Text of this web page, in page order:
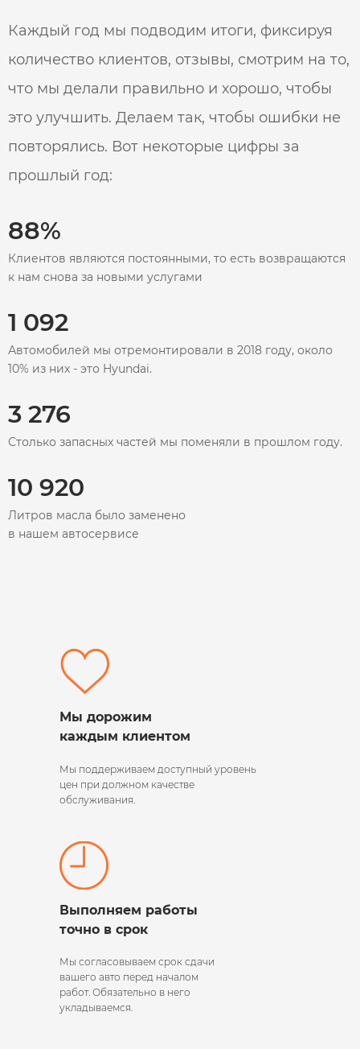
Каждый год мы подводим итоги, фиксируя
количество клиентов, отзывы, смотрим на то,
что мы делали правильно и хорошо, чтобы
это улучшить. Делаем так, чтобы ошибки не
повторялись. Вот некоторые цифры за
прошлый год:
88%
Клиентов являются постоянными, то есть возвращаются
к нам снова за новыми услугами
1 092
Автомобилей мы отремонтировали в 2018 году, около
10% из них - это Hyundai.
3 276
Столько запасных частей мы поменяли в прошлом году.
10 920
Литров масла было заменено
в нашем автосервисе
Мы дорожим
каждым клиентом
Выполняем работы
точно в срок
Мы согласовываем срок сдачи
вашего авто перед началом
работ. Обязательно в него
укладываемся.
Мы поддерживаем доступный уровень
цен при должном качестве
обслуживания.